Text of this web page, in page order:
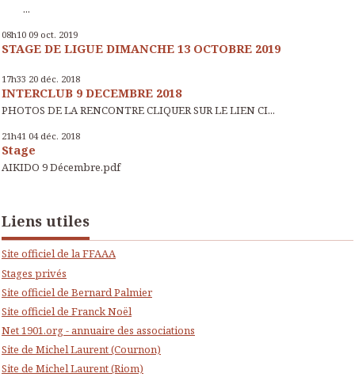
...
08h10 09 oct. 2019
STAGE DE LIGUE DIMANCHE 13 OCTOBRE 2019
17h33 20 déc. 2018
INTERCLUB 9 DECEMBRE 2018
PHOTOS DE LA RENCONTRE CLIQUER SUR LE LIEN CI...
21h41 04 déc. 2018
Stage
AIKIDO 9 Décembre.pdf
Liens utiles
Site officiel de la FFAAA
Stages privés
Site officiel de Bernard Palmier
Site officiel de Franck Noël
Net 1901.org - annuaire des associations
Site de Michel Laurent (Cournon)
Site de Michel Laurent (Riom)